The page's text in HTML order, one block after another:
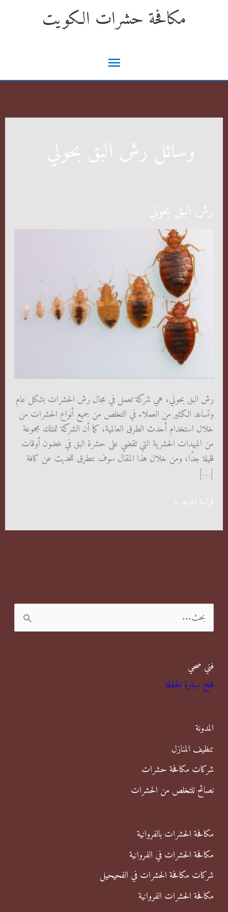
مكافحة حشرات الكويت
القائمة
الرئيسية
وسائل رش البق بحولي
رش البق بحولي
رش البق بحولي، هي شركة تعمل في مجال رش الحشرات بشكل عام
وتساعد الكثير من العملاء في التخلص من جميع أنواع الحشرات من
خلال استخدام أحدث الطرق العالمية، كما أن الشركة تمتلك مجموعة
من المبيدات الحشرية التي تقضي على حشرة البق في غضون أوقات
قليلة جدًا، ومن خلال هذا المقال سوف نتطرق للحديث عن كافة
[…]
رش
بحولي
قراءة المزيد »
ل
ح
ث
ن
فني صحي
فتح سيارة مقفلة
المدونة
تنظيف المنازل
شركات مكافحة حشرات
نصائح للتخلص من الحشرات
مكافحة الحشرات بالفروانية
مكافحة الحشرات في الفروانية
شركات مكافحة الحشرات في الفحيحيل
مكافحة الحشرات الفروانية